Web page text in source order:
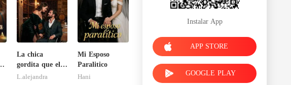
La chica
gordita que el
CEO invalidó
L.alejandra
Mi Esposo
Paralitico
Hani
Instalar App
APP STORE
GOOGLE PLAY